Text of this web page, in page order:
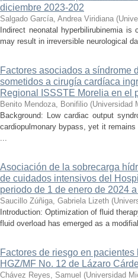
diciembre 2023-202
Salgado García, Andrea Viridiana (
Indirect neonatal hyperbilirubinemia
may result in irreversible neurological
Factores asociados a síndrome
sometidos a cirugía cardíaca
Regional ISSSTE Morelia en el
Benito Mendoza, Bonifilio (Universidad
Background: Low cardiac output
cardiopulmonary bypass, yet it
...
Asociación de la sobrecarga
de cuidados intensivos del
periodo de 1 de enero de 2024
Saucillo Zúñiga, Gabriela Lizeth (
Introduction: Optimization of fluid
fluid overload has emerged as a
Factores de riesgo en
HGZ/MF No. 12 de Lázaro
Chávez Reyes, Samuel (Universidad